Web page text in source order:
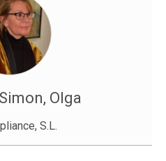
Olga
S.L.